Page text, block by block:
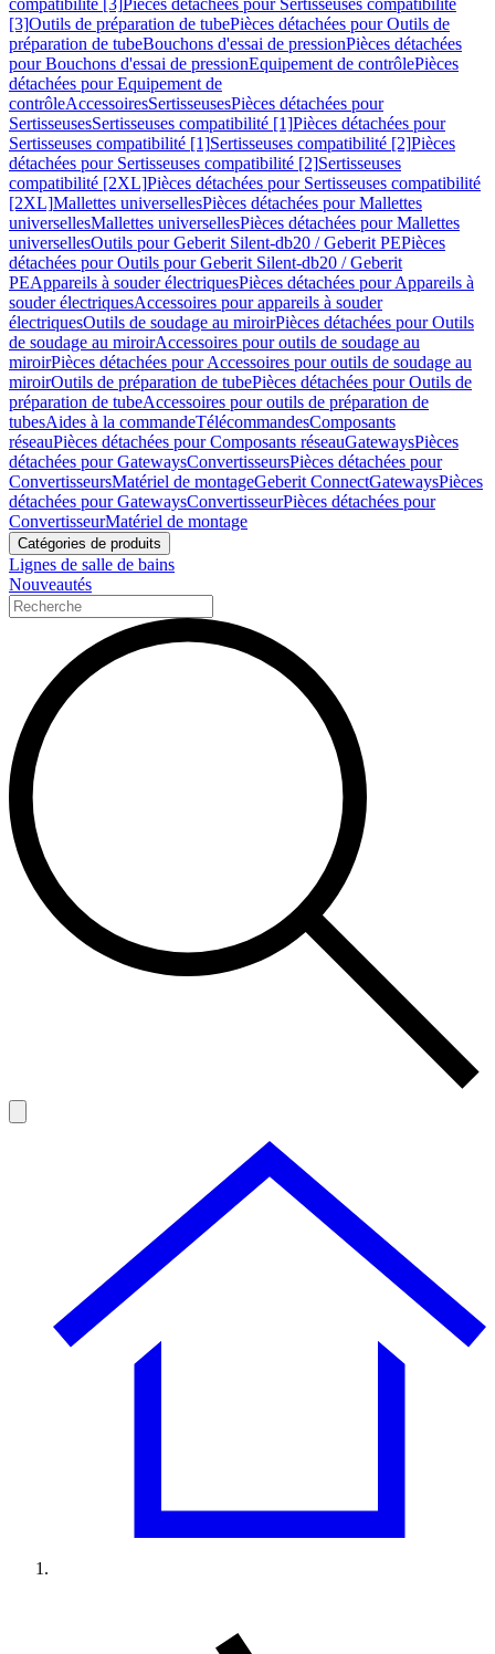
compatibilité [3]Pièces détachées pour Sertisseuses compatibilité
[3]Outils de préparation de tubePièces détachées pour Outils de
préparation de tubeBouchons d'essai de pressionPièces détachées
pour Bouchons d'essai de pressionEquipement de contrôlePièces
détachées pour Equipement de
contrôleAccessoiresSertisseusesPièces détachées pour
SertisseusesSertisseuses compatibilité [1]Pièces détachées pour
Sertisseuses compatibilité [1]Sertisseuses compatibilité [2]Pièces
détachées pour Sertisseuses compatibilité [2]Sertisseuses
compatibilité [2XL]Pièces détachées pour Sertisseuses compatibilité
[2XL]Mallettes universellesPièces détachées pour Mallettes
universellesMallettes universellesPièces détachées pour Mallettes
universellesOutils pour Geberit Silent-db20 / Geberit PEPièces
détachées pour Outils pour Geberit Silent-db20 / Geberit
PEAppareils à souder électriquesPièces détachées pour Appareils à
souder électriquesAccessoires pour appareils à souder
électriquesOutils de soudage au miroirPièces détachées pour Outils
de soudage au miroirAccessoires pour outils de soudage au
miroirPièces détachées pour Accessoires pour outils de soudage au
miroirOutils de préparation de tubePièces détachées pour Outils de
préparation de tubeAccessoires pour outils de préparation de
tubesAides à la commandeTélécommandesComposants
réseauPièces détachées pour Composants réseauGatewaysPièces
détachées pour GatewaysConvertisseursPièces détachées pour
ConvertisseursMatériel de montageGeberit ConnectGatewaysPièces
détachées pour GatewaysConvertisseurPièces détachées pour
ConvertisseurMatériel de montage
Catégories de produits
Lignes de salle de bains
Nouveautés